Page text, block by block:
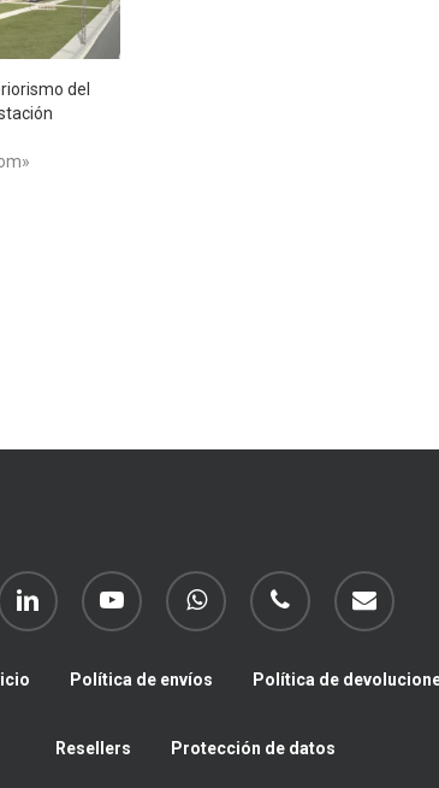
del
linkedin youtube whatsapp phone email
Política de envíos Política de
Resellers Protección de datos